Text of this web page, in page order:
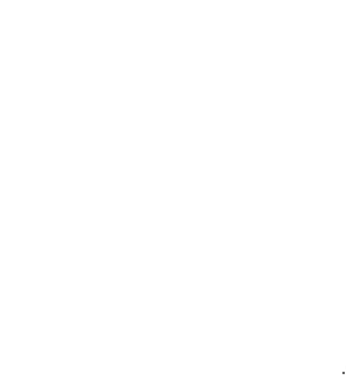
انتقل إلى الموقع الرسمي لـ Google Cloud وأنشئ حسابًا. يرجى ملاحظة أنه قد تكون هناك رسوم لاستخدام Google Cloud.